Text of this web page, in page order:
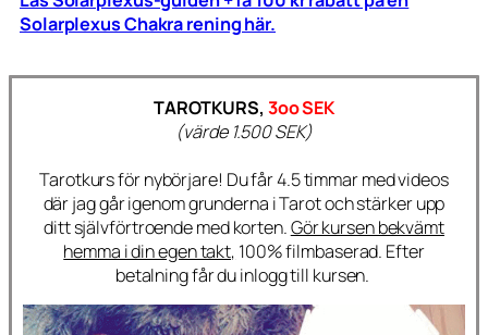
Solarplexus Chakra rening här.
TAROTKURS, 3oo SEK
(värde 1.500 SEK)
Tarotkurs för nybörjare! Du får 4.5 timmar med videos
där jag går igenom grunderna i Tarot och stärker upp
ditt självförtroende med korten.Gör kursen bekvämt
hemma i din egen takt, 100% filmbaserad. Efter
betalning får du inlogg till kursen.